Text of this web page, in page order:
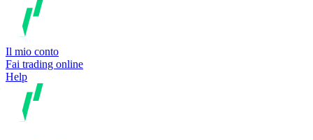
Il mio conto
Fai trading online
Help